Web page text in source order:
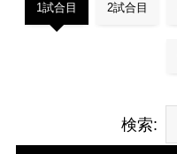
1試合目 2試合目
検索: